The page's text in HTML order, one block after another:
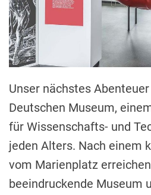
Unser nächstes
Deutschen Museum,
für Wissenschafts- und
jeden Alters. Nach einem
vom Marienplatz
beeindruckende Museum